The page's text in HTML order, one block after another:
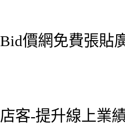
Bid價網免費張貼
客-提升線上業